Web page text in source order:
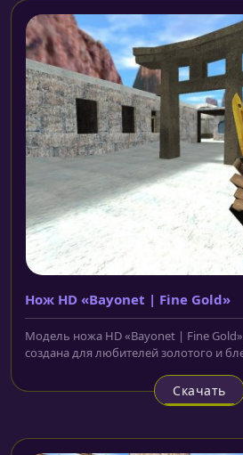
Нож HD «Bayonet | Fine Gold»
Модель ножа HD «Bayonet | Fine Gold»
создана для любителей золотого и
Скачать